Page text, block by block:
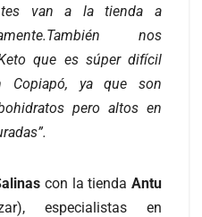
van a la tienda a
nos
que es súper difícil
Copiapó, ya que son
pero altos en
con la tienda Antu
especialistas en